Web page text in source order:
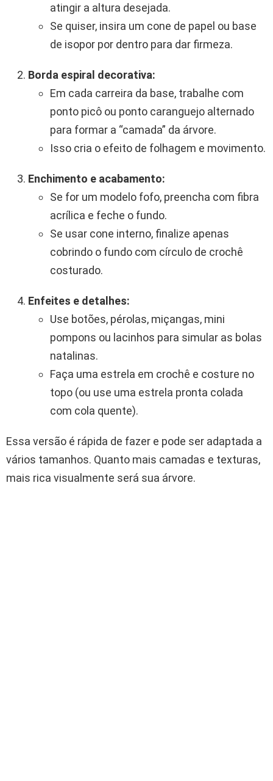
atingir a altura desejada.
Se quiser, insira um cone de papel ou base
de isopor por dentro para dar firmeza.
Borda espiral decorativa:
Em cada carreira da base, trabalhe com
ponto picô ou ponto caranguejo alternado
para formar a “camada” da árvore.
Isso cria o efeito de folhagem e movimento.
Enchimento e acabamento:
Se for um modelo fofo, preencha com fibra
acrílica e feche o fundo.
Se usar cone interno, finalize apenas
cobrindo o fundo com círculo de crochê
costurado.
Enfeites e detalhes:
Use botões, pérolas, miçangas, mini
pompons ou lacinhos para simular as bolas
natalinas.
Faça uma estrela em crochê e costure no
topo (ou use uma estrela pronta colada
com cola quente).
Essa versão é rápida de fazer e pode ser adaptada a
vários tamanhos. Quanto mais camadas e texturas,
mais rica visualmente será sua árvore.